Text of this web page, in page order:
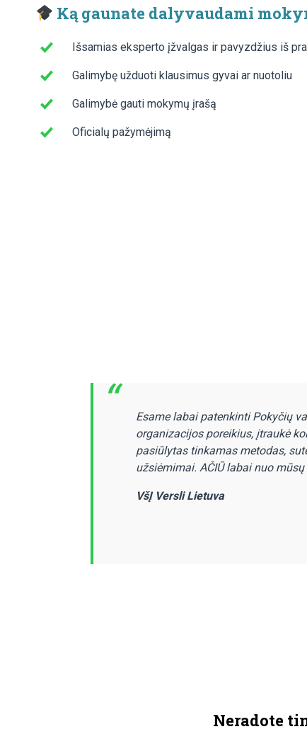
Ką gaunate dalyvaudami
Išsamias eksperto įžvalgas ir pavyzdžius iš
Galimybę užduoti klausimus gyvai ar nuotoliu
Galimybė gauti mokymų įrašą
Oficialų pažymėjimą
“
Esame labai patenkinti Pokyčių
organizacijos poreikius, įtraukė
pasiūlytas tinkamas metodas,
užsiėmimai. AČIŪ labai nuo mūsų
VšĮ Versli Lietuva
Neradote